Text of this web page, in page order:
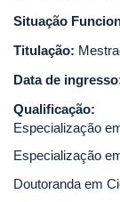
Situação
Titulação:
Data de
Qualificação:
Especialização
Especialização
Doutoranda em